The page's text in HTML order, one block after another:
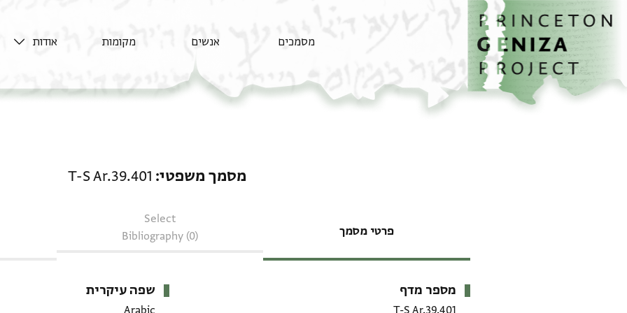
דילוג לתוכן
דף הבית
מסמכים אנשים מקומות אודות
מסמך משפטי T-S Ar.39.401
פרטי מסמך
Select
Bibliography (0)
מטא-דאטא
מספר מדף שפה עיקרית